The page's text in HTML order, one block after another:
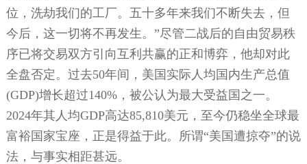
位，洗劫我们的工厂。五十多年来我们不断失去，但
今后，这一切将不再发生。”尽管二战后的自由贸易秩
序已将交易双方引向互利共赢的正和博弈，他却对此
全盘否定。过去50年间，美国实际人均国内生产总值
(GDP)增长超过140%，被公认为最大受益国之一。
2024年其人均GDP高达85,810美元，至今仍稳坐全球最
富裕国家宝座，正是得益于此。所谓“美国遭掠夺”的说
法，与事实相距甚远。